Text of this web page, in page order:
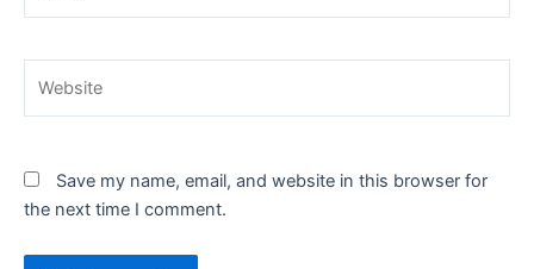
Save my name, email, and website in this browser for
the next time I comment.